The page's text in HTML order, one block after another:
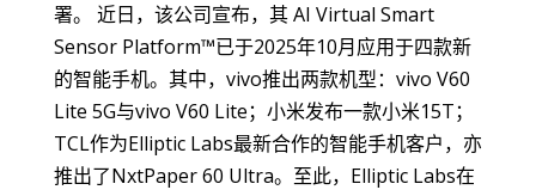
署。 近日，该公司宣布，其 AI Virtual Smart
Sensor Platform™已于2025年10月应用于四款新
的智能手机。其中，vivo推出两款机型：vivo V60
Lite 5G与vivo V60 Lite；小米发布一款小米15T；
TCL作为Elliptic Labs最新合作的智能手机客户，亦
推出了NxtPaper 60 Ultra。至此，Elliptic Labs在